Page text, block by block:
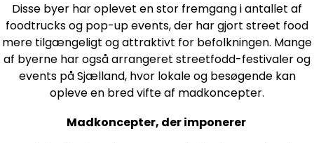
Disse byer har oplevet en stor fremgang i antallet af
foodtrucks og pop-up events, der har gjort street food
mere tilgængeligt og attraktivt for befolkningen. Mange
af byerne har også arrangeret streetfodd-festivaler og
events på Sjælland, hvor lokale og besøgende kan
opleve en bred vifte af madkoncepter.
Madkoncepter, der imponerer